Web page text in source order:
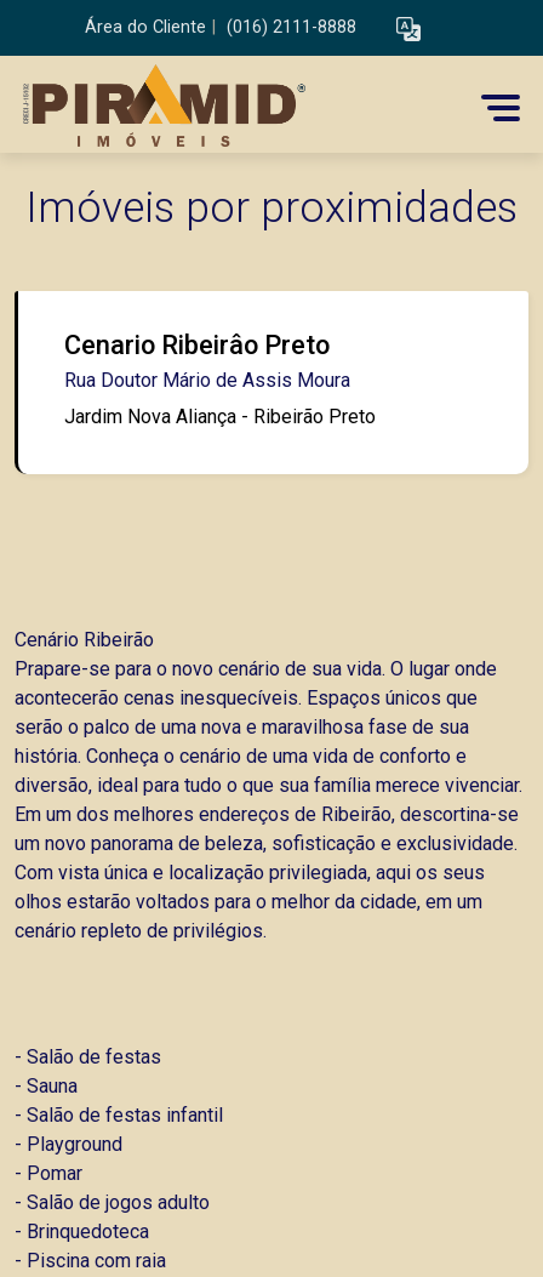
Área do Cliente (016) 2111-8888
Imóveis por proximidades
Cenario Ribeirâo Preto
Rua Doutor Mário de Assis Moura
Jardim Nova Aliança - Ribeirão Preto
Cenário Ribeirão
Prapare-se para o novo cenário de sua vida. O lugar onde
acontecerão cenas inesquecíveis. Espaços únicos que
serão o palco de uma nova e maravilhosa fase de sua
história. Conheça o cenário de uma vida de conforto e
diversão, ideal para tudo o que sua família merece vivenciar.
Em um dos melhores endereços de Ribeirão, descortina-se
um novo panorama de beleza, sofisticação e exclusividade.
Com vista única e localização privilegiada, aqui os seus
olhos estarão voltados para o melhor da cidade, em um
cenário repleto de privilégios.
- Salão de festas
- Sauna
- Salão de festas infantil
- Playground
- Pomar
- Salão de jogos adulto
- Brinquedoteca
- Piscina com raia